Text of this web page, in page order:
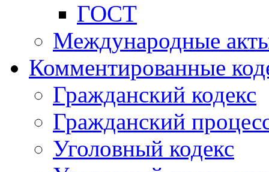
ГОСТ
Международные
Комментированные
Гражданский кодекс
Гражданский
Уголовный кодекс